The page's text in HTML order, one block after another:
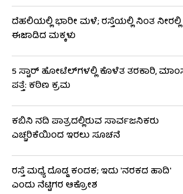
ದೆಹಲಿಯಲ್ಲಿ ಭಾರೀ ಮಳೆ; ರಸ್ತೆಯಲ್ಲಿ ನಿಂತ ನೀರಲ್ಲಿ
ಈಜಾಡಿದ ಮಕ್ಕಳು
5 ಸ್ಟಾರ್ ಹೋಟೆಲ್​​ಗಳಲ್ಲಿ ಕೊಳೆತ ತರಕಾರಿ,
ಪತ್ತೆ: ಕಠಿಣ ಕ್ರಮ
ಕಬಿನಿ ನದಿ ಪಾತ್ರದಲ್ಲಿರುವ ಸಾರ್ವಜನಿಕರು
ಎಚ್ಚರಿಕೆಯಿಂದ ಇರಲು ಸೂಚನೆ
ರಸ್ತೆ ಮಧ್ಯೆ ದೊಡ್ಡ ಕಂದಕ; ಇದು 'ನರಕದ ಹಾದಿ'
ಎಂದು ನೆಟ್ಟಿಗರ ಆಕ್ರೋಶ